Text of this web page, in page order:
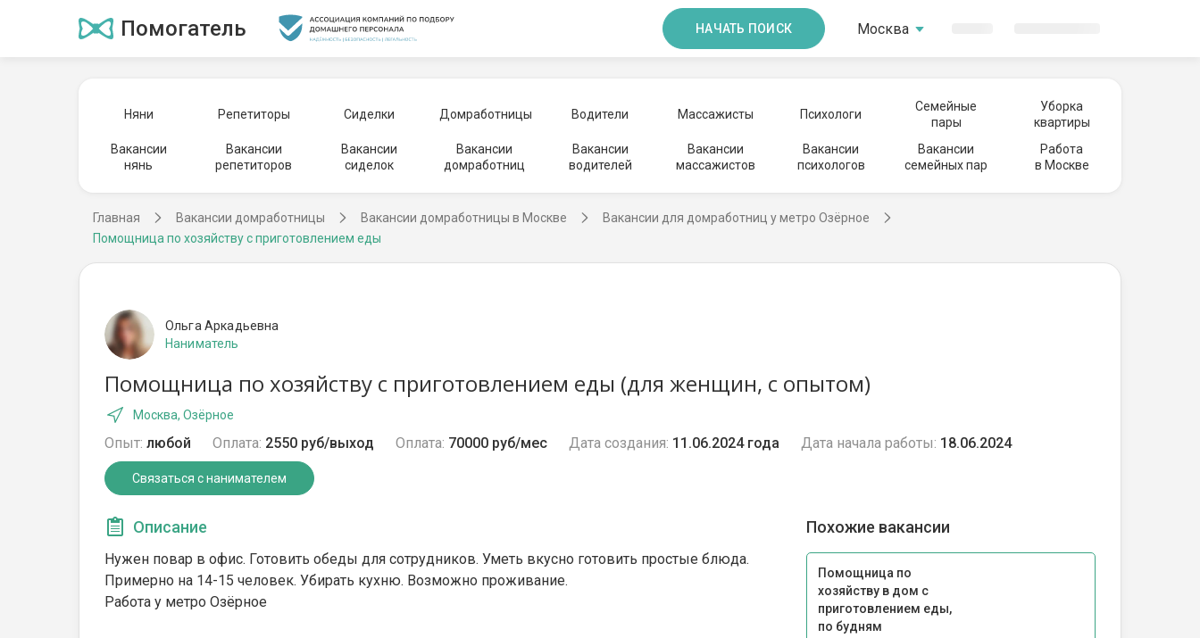
Помогатель НАЧАТЬ ПОИСК Москва
Няни Репетиторы Сиделки Домработницы Водители Массажисты Психологи
Семейные
пары
Уборка
квартиры
Вакансии
нянь
Вакансии
репетиторов
Вакансии
сиделок
Вакансии
домработниц
Вакансии
водителей
Вакансии
массажистов
Вакансии
психологов
Вакансии
семейных пар
Работа
в Москве
Главная Вакансии домработницы Вакансии домработницы в Москве
Вакансии для домработниц у метро Озёрное
Помощница по хозяйству с приготовлением еды
Ольга Аркадьевна
Наниматель
Помощница по хозяйству с приготовлением еды (для женщин, с опытом)
Москва, Озёрное
Опыт: любой Оплата: 2550 руб/выход Оплата: 70000 руб/мес Дата создания: 11.06.2024 года Дата начала работы: 18.06.2024
Связаться с нанимателем
Описание
Нужен повар в офис. Готовить обеды для сотрудников. Уметь вкусно готовить простые блюда.
Примерно на 14-15 человек. Убирать кухню. Возможно проживание.
Работа у метро Озёрное
Похожие вакансии
Помощница по
хозяйству в дом с
приготовлением еды,
по будням